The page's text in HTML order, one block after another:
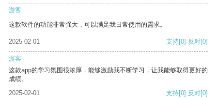
游客
这款软件的功能非常强大，可以满足我日常使用的需求。
2025-02-01 支持[0] 反对[0]
游客
这款app的学习氛围很浓厚，能够激励我不断学习，让我能够取得更好的
成绩。
2025-02-01
支持[0] 反对[0]